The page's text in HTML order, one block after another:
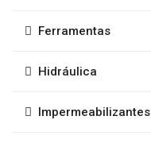
Ferramentas
Hidráulica
Impermeabilizantes